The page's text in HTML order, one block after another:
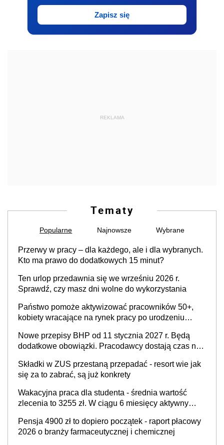
Zapisz się
REKLAMA
Tematy
Popularne Najnowsze Wybrane
Przerwy w pracy – dla każdego, ale i dla wybranych.
Kto ma prawo do dodatkowych 15 minut?
Ten urlop przedawnia się we wrześniu 2026 r.
Sprawdź, czy masz dni wolne do wykorzystania
Państwo pomoże aktywizować pracowników 50+,
kobiety wracające na rynek pracy po urodzeniu
neuroatypowe. Powstanie Fundusz na rzecz
Inkluzywności w Zatrudnianiu?
Nowe przepisy BHP od 11 stycznia 2027 r. Będą
dodatkowe obowiązki. Pracodawcy dostają czas na
Składki w ZUS przestaną przepadać - resort wie jak
się za to zabrać, są już konkrety
Wakacyjna praca dla studenta - średnia wartość
zlecenia to 3255 zł. W ciągu 6 miesięcy aktywny
Pensja 4900 zł to dopiero początek - raport płacowy
2026 o branży farmaceutycznej i chemicznej